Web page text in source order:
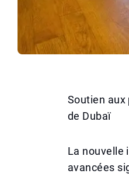
Soutien
de Dubaï
La nouvelle
avancées